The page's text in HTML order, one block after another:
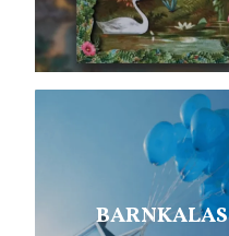
BARNKALAS